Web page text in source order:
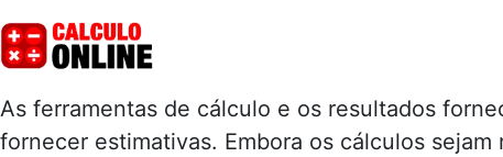
As ferramentas de cálculo e os resultados
fornecer estimativas. Embora os cálculos